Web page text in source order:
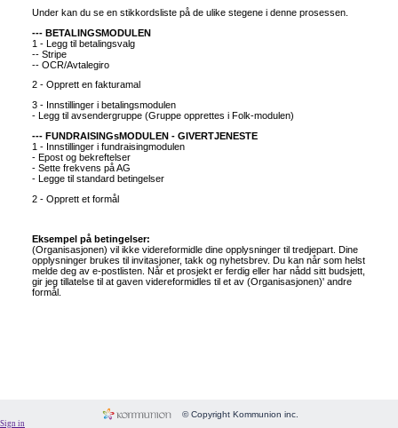
Document
Form
Fundraising
Room
Image
Language
Membership
People
Subscriptions
System
Under kan du se en stikkordsliste på de ulike stegene i denne prosessen.
--- BETALINGSMODULEN
1 - Legg til betalingsvalg
-- Stripe
-- OCR/Avtalegiro
2 - Opprett en fakturamal
3 - Innstillinger i betalingsmodulen
- Legg til avsendergruppe (Gruppe opprettes i Folk-modulen)
--- FUNDRAISINGsMODULEN - GIVERTJENESTE
1 - Innstillinger i fundraisingmodulen
- Epost og bekreftelser
- Sette frekvens på AG
- Legge til standard betingelser
2 - Opprett et formål
Eksempel på betingelser:
(Organisasjonen) vil ikke videreformidle dine opplysninger til tredjepart. Dine
opplysninger brukes til invitasjoner, takk og nyhetsbrev. Du kan når som helst
melde deg av e-postlisten. Når et prosjekt er ferdig eller har nådd sitt budsjett,
gir jeg tillatelse til at gaven videreformidles til et av (Organisasjonen)' andre
formål.
© Copyright Kommunion inc.
Sign in